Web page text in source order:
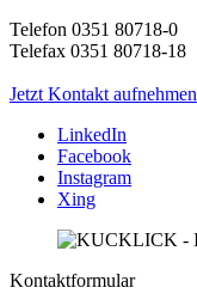
Telefon 0351 80718-0
Telefax 0351 80718-18
Jetzt Kontakt aufnehmen
LinkedIn
Facebook
Instagram
Xing
Kontaktformular